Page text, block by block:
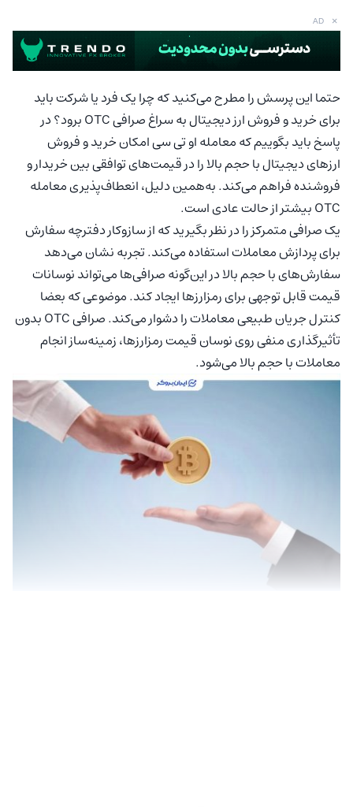
AD ×
حتما این پرسش را مطرح می‌کنید که چرا یک فرد یا شرکت باید
برای خرید و فروش ارز دیجیتال به سراغ صرافی OTC برود؟ در
پاسخ باید بگوییم که معامله او تی سی امکان خرید و فروش
ارزهای دیجیتال با حجم بالا را در قیمت‌های توافقی بین خریدار و
فروشنده فراهم می‌کند. به‌همین دلیل، انعطاف‌پذیری معامله
OTC بیشتر از حالت عادی است.
یک صرافی متمرکز را در نظر بگیرید که از سازوکار دفترچه سفارش
برای پردازش معاملات استفاده می‌کند. تجربه نشان می‌دهد
سفارش‌های با حجم بالا در این‌گونه صرافی‌ها می‌تواند نوسانات
قیمت قابل توجهی برای رمزارزها ایجاد کند. موضوعی که بعضا
کنترل جریان طبیعی معاملات را دشوار می‌کند. صرافی OTC بدون
تأثیرگذاری منفی روی نوسان قیمت رمزارزها، زمینه‌ساز انجام
معاملات با حجم بالا می‌شود.